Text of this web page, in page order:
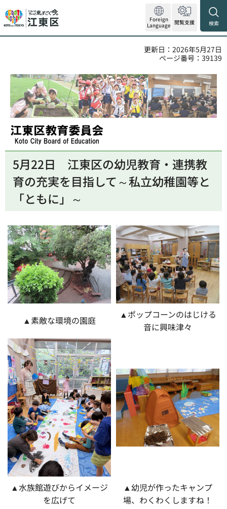
Foreign
Language 閲覧支援 検索
更新日：2026年5月27日
ページ番号：39139
江東区教育委員会
5月22日 江東区の幼児教育・連携教
育の充実を目指して～私立幼稚園等と
「ともに」～
▲素敵な環境の園庭
▲ポップコーンのはじける
音に興味津々
▲水族館遊びからイメージ
を広げて
▲幼児が作ったキャンプ
場、わくわくしますね！